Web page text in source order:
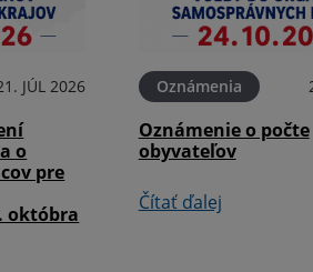
JÚL 2026
o
pre
októbra
Oznámenia
Oznámenie o počte
obyvateľov
Čítať ďalej